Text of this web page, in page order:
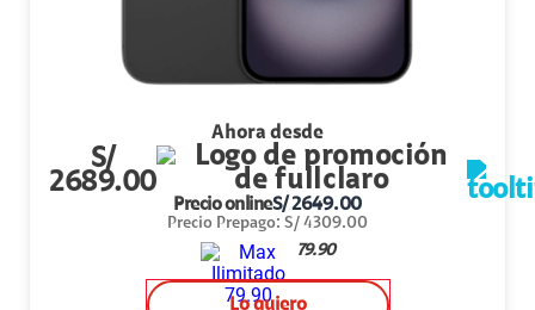
Ahora desde
S/
2689.00
Precio onlineS/2649.00
Precio Prepago: S/ 4309.00
79.90
Lo quiero